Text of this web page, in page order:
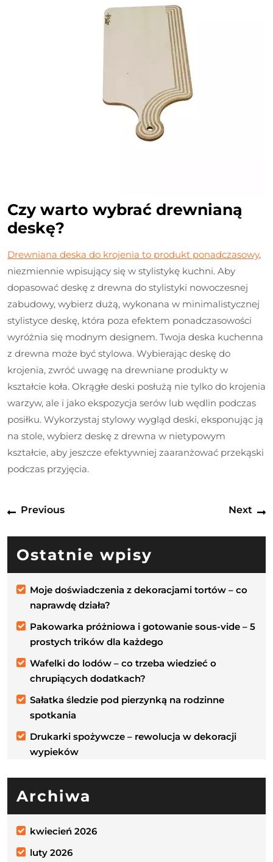
Czy warto wybrać drewnianą
deskę?
Drewniana deska do krojenia to produkt ponadczasowy,
niezmiennie wpisujący się w stylistykę kuchni. Aby
dopasować deskę z drewna do stylistyki nowoczesnej
zabudowy, wybierz dużą, wykonana w minimalistycznej
stylistyce deskę, która poza efektem ponadczasowości
wyróżnia się modnym designem. Twoja deska kuchenna
z drewna może być stylowa. Wybierając deskę do
krojenia, zwróć uwagę na drewniane produkty w
kształcie koła. Okrągłe deski posłużą nie tylko do krojenia
warzyw, ale i jako ekspozycja serów lub wędlin podczas
posiłku. Wykorzystaj stylowy wygląd deski, eksponując ją
na stole, wybierz deskę z drewna w nietypowym
kształcie, aby jeszcze efektywniej zaaranżować przekąski
podczas przyjęcia.
Nawigacja
wpisu
PreviousPrevious
Next
Ostatnie wpisy
Moje doświadczenia z dekoracjami tortów – co
naprawdę działa?
Pakowarka próżniowa i gotowanie sous-vide – 5
prostych trików dla każdego
Wafelki do lodów – co trzeba wiedzieć o
chrupiących dodatkach?
Sałatka śledzie pod pierzynką na rodzinne
spotkania
Drukarki spożywcze – rewolucja w dekoracji
wypieków
Archiwa
kwiecień 2026
luty 2026